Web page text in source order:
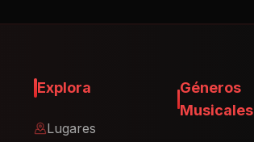
Explora
Lugares
Géneros
Musicales